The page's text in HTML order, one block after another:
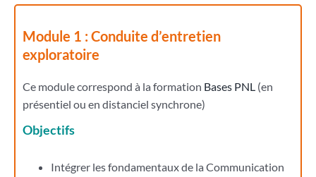
Module 1 : Conduite d’entretien
exploratoire
Ce module correspond à la formation Bases PNL (en
présentiel ou en distanciel synchrone)
Objectifs
Intégrer les fondamentaux de la Communication